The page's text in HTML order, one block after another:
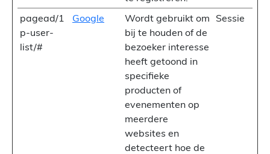
pagead/1
p-user-
list/#
Google
Wordt gebruikt om
bij te houden of de
bezoeker interesse
heeft getoond in
specifieke
producten of
evenementen op
meerdere
websites en
detecteert hoe de
Sessie